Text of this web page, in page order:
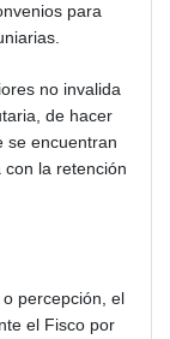
para
no invalida
de hacer
se encuentran
la retención
percepción, el
el Fisco por